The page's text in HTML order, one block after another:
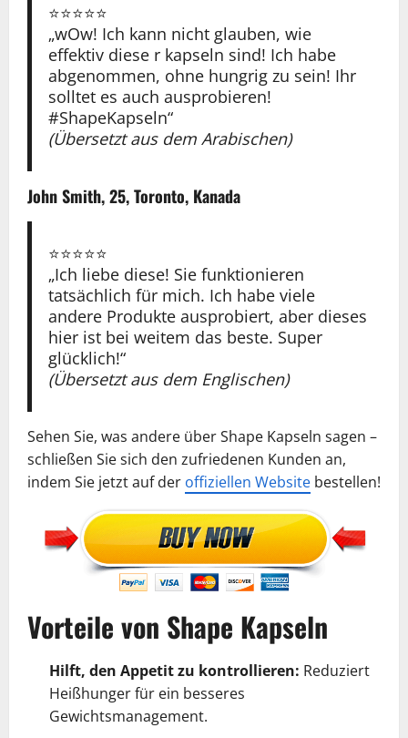
⭐️⭐️⭐️⭐️⭐️
„wOw! Ich kann nicht glauben, wie
effektiv diese r kapseln sind! Ich habe
abgenommen, ohne hungrig zu sein! Ihr
solltet es auch ausprobieren!
#ShapeKapseln“
(Übersetzt aus dem Arabischen)
John Smith, 25, Toronto, Kanada
⭐️⭐️⭐️⭐️⭐️
„Ich liebe diese! Sie funktionieren
tatsächlich für mich. Ich habe viele
andere Produkte ausprobiert, aber dieses
hier ist bei weitem das beste. Super
glücklich!“
(Übersetzt aus dem Englischen)
Sehen Sie, was andere über Shape Kapseln sagen –
schließen Sie sich den zufriedenen Kunden an,
indem Sie jetzt auf der offiziellen Website bestellen!
Vorteile von Shape Kapseln
Hilft, den Appetit zu kontrollieren: Reduziert
Heißhunger für ein besseres
Gewichtsmanagement.